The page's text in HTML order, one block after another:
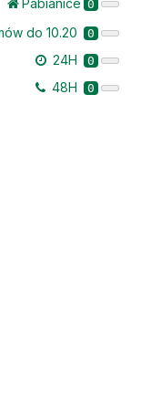
Pabianice 0
do 10.20 0
24H 0
48H 0